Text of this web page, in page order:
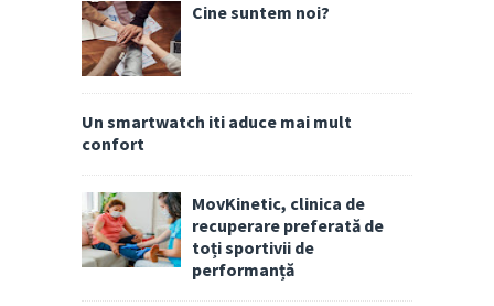
Cine suntem noi?
Un smartwatch iti aduce mai mult
confort
MovKinetic, clinica de
recuperare preferată de
toți sportivii de
performanță